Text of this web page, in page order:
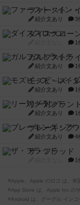
ファースト・
紹介文あり 3
ダイススロー
1
ガルフストラ
紹介文あり 1
モズビ－ズ・
紹介文あり 1
リー対グラント
紹介文あり 1
ブレーキング
紹介文あり 4
ザ・フラッド
1
※Apple、Apple のロゴ は、米
※App Store は、Apple Inc.の
※Android は、グーグル インコ